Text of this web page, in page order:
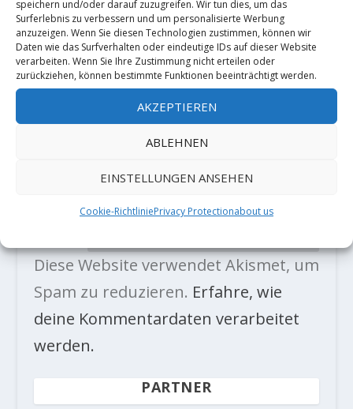
speichern und/oder darauf zuzugreifen. Wir tun dies, um das
Surferlebnis zu verbessern und um personalisierte Werbung
anzuzeigen. Wenn Sie diesen Technologien zustimmen, können wir
Daten wie das Surfverhalten oder eindeutige IDs auf dieser Website
verarbeiten. Wenn Sie Ihre Zustimmung nicht erteilen oder
zurückziehen, können bestimmte Funktionen beeinträchtigt werden.
AKZEPTIEREN
ABLEHNEN
EINSTELLUNGEN ANSEHEN
Cookie-RichtliniePrivacy Protectionabout us
Diese Website verwendet Akismet, um
Spam zu reduzieren. Erfahre, wie
deine Kommentardaten verarbeitet
werden.
PARTNER